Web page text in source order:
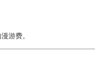
游费。